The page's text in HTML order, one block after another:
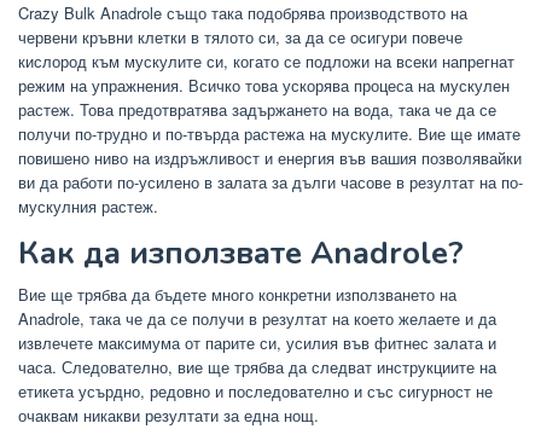
Crazy Bulk Anadrole също така подобрява производството на
червени кръвни клетки в тялото си, за да се осигури повече
кислород към мускулите си, когато се подложи на всеки напрегнат
режим на упражнения. Всичко това ускорява процеса на мускулен
растеж. Това предотвратява задържането на вода, така че да се
получи по-трудно и по-твърда растежа на мускулите. Вие ще имате
повишено ниво на издръжливост и енергия във вашия позволявайки
ви да работи по-усилено в залата за дълги часове в резултат на по-
мускулния растеж.
Как да използвате Anadrole?
Вие ще трябва да бъдете много конкретни използването на
Anadrole, така че да се получи в резултат на което желаете и да
извлечете максимума от парите си, усилия във фитнес залата и
часа. Следователно, вие ще трябва да следват инструкциите на
етикета усърдно, редовно и последователно и със сигурност не
очаквам никакви резултати за една нощ.